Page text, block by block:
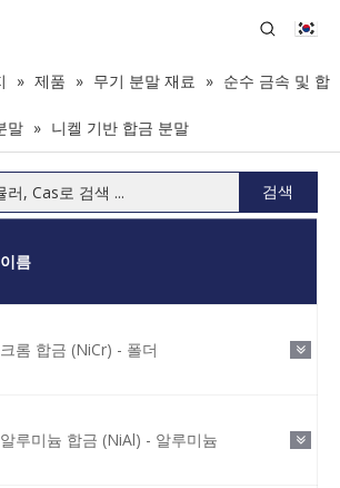
» 제품 » 무기 분말 재료 » 순수 금속 및 합
말 » 니켈 기반 합금 분말
검색
름
롬 합금 (NiCr) - 폴더
루미늄 합금 (NiAl) - 알루미늄